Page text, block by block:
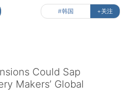
#韩国 +关注
Could Sap
Makers’ Global